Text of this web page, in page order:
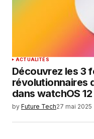
ACTUALITÉS
Découvrez les 3
révolutionnaires
dans watchOS 12
by Future Tech27 mai 2025